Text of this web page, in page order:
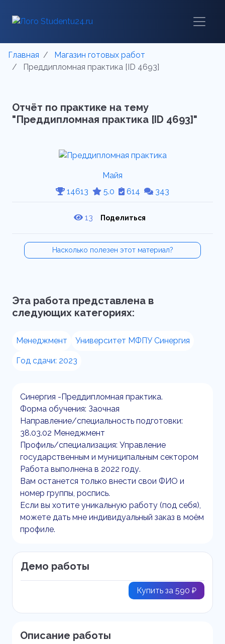
Главная
Магазин готовых работ
Преддипломная практика [ID 4693]
Отчёт по практике на тему
"Преддипломная практика [ID 4693]"
Майя
14613
5.0 614 343
13 Поделиться
Насколько полезен этот материал?
Эта работа представлена в
следующих категориях:
Менеджмент Университет МФПУ Синергия
Год сдачи: 2023
Синергия -Преддипломная практика.
Форма обучения: Заочная
Направление/специальность подготовки:
38.03.02 Менеджмент
Профиль/специализация: Управление
государственным и муниципальным сектором
Работа выполнена в 2022 году.
Вам останется только внести свои ФИО и
номер группы, роспись.
Если вы хотите уникальную работу (под себя),
можете дать мне индивидуальный заказ в моём
профиле.
Демо работы
Купить за 590 ₽
Описание работы